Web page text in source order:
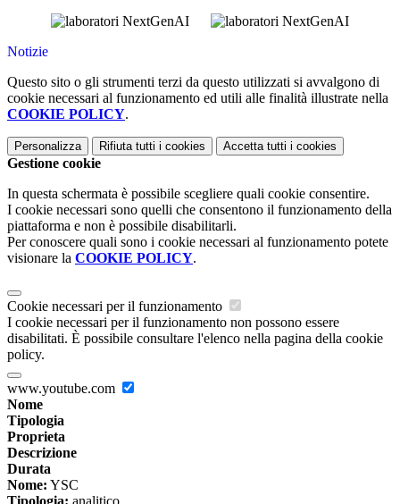
Notizie
Questo sito o gli strumenti terzi da questo utilizzati si avvalgono di
cookie necessari al funzionamento ed utili alle finalità illustrate nella
COOKIE POLICY.
Personalizza Rifiuta tutti i cookies Accetta tutti i cookies
Gestione cookie
In questa schermata è possibile scegliere quali cookie consentire.
I cookie necessari sono quelli che consentono il funzionamento della
piattaforma e non è possibile disabilitarli.
Per conoscere quali sono i cookie necessari al funzionamento potete
visionare la COOKIE POLICY.
Cookie necessari per il funzionamento
I cookie necessari per il funzionamento non possono essere
disabilitati. È possibile consultare l'elenco nella pagina della cookie
policy.
www.youtube.com
Nome
Tipologia
Proprieta
Descrizione
Durata
Nome: YSC